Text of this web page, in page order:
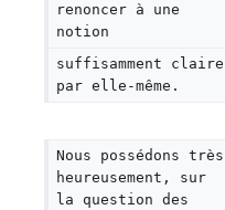
renoncer à une
notion
suffisamment claire
par elle-même.
Nous possédons très
heureusement, sur
la question des